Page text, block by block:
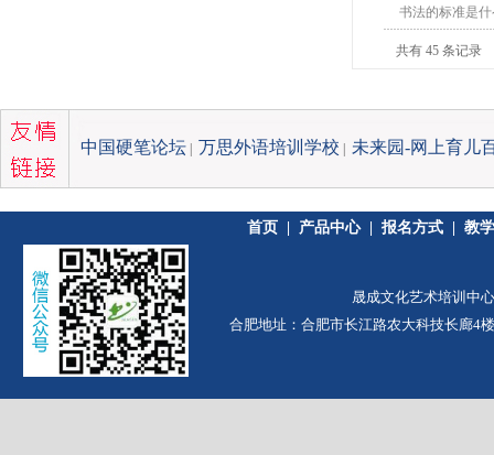
书法的标准是
共有 45 条记录
中国硬笔论坛 万思外语培训学校 未来园-网上育儿
首页 产品中心|报名方式 |教
晟成文化艺术培训中
合肥地址：合肥市长江路农大科技长廊4